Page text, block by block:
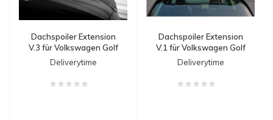
Dachspoiler Extension
V.3 für Volkswagen Golf
7 / 7.5 Facelift R / GTI /
GTD / GTE
Deliverytime
Dachspoiler Extension
V.1 für Volkswagen Golf
7 / 7.5 Facelift R / GTI /
GTD / GTE
Deliverytime